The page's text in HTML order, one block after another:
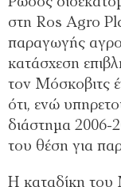
στη Ros Agro
παραγωγής
κατάσχεση
τον Μόσκοβιτς
ότι, ενώ
διάστηµα 2006-
του θέση για
Η καταδίκη του